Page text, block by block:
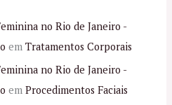
no Rio de Janeiro -
em Tratamentos Corporais
no Rio de Janeiro -
em Procedimentos Faciais